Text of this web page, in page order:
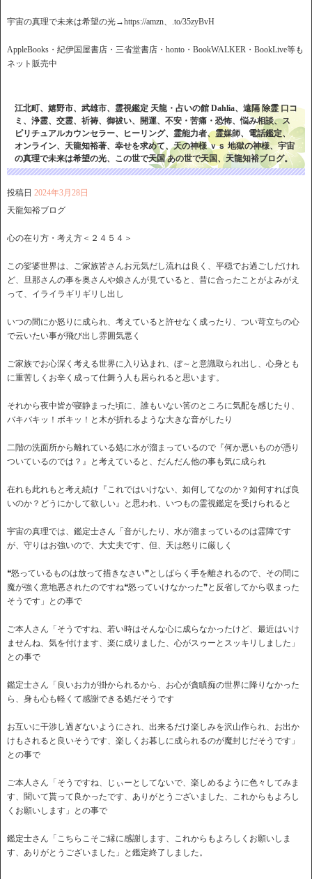
宇宙の真理で未来は希望の光→https://amzn、.to/35zyBvH
AppleBooks・紀伊国屋書店・三省堂書店・honto・BookWALKER・BookLive等も
ネット販売中
江北町、嬉野市、武雄市、霊視鑑定 天龍・占いの館 Dahlia、遠隔 除霊 口コ
ミ、浄霊、交霊、祈祷、御祓い、開運、不安・苦痛・恐怖、悩み相談、ス
ピリチュアルカウンセラー、ヒーリング、霊能力者、霊媒師、電話鑑定、
オンライン、天龍知裕著、幸せを求めて、天の神様 ｖｓ 地獄の神様、宇宙
の真理で未来は希望の光、この世で天国 あの世で天国、天龍知裕ブログ。
投稿日 2024年3月28日
天龍知裕ブログ
心の在り方・考え方＜２４５４＞
この娑婆世界は、ご家族皆さんお元気だし流れは良く、平穏でお過ごしだけれ
ど、旦那さんの事を奥さんや娘さんが見ていると、昔に合ったことがよみがえ
って、イライラギリギリし出し
いつの間にか怒りに成られ、考えていると許せなく成ったり、つい苛立ちの心
で云いたい事が飛び出し雰囲気悪く
ご家族でお心深く考える世界に入り込まれ、ぼ～と意識取られ出し、心身とも
に重苦しくお辛く成って仕舞う人も居られると思います。
それから夜中皆が寝静まった頃に、誰もいない筈のところに気配を感じたり、
バキバキッ！ボキッ！と木が折れるような大きな音がしたり
二階の洗面所から離れている処に水が溜まっているので『何か悪いものが憑り
ついているのでは？』と考えていると、だんだん他の事も気に成られ
在れも此れもと考え続け『これではいけない、如何してなのか？如何すれば良
いのか？どうにかして欲しい』と思われ、いつもの霊視鑑定を受けられると
宇宙の真理では、鑑定士さん「音がしたり、水が溜まっているのは霊障です
が、守りはお強いので、大丈夫です、但、天は怒りに厳しく
❝怒っているものは放って措きなさい❞としばらく手を離されるので、その間に
魔が強く意地悪されたのですね❝怒っていけなかった❞と反省してから収まった
そうです」との事で
ご本人さん「そうですね、若い時はそんな心に成らなかったけど、最近はいけ
ませんね、気を付けます、楽に成りました、心がスゥーとスッキリしました」
との事で
鑑定士さん「良いお力が掛かられるから、お心が貪瞋痴の世界に降りなかった
ら、身も心も軽くて感謝できる処だそうです
お互いに干渉し過ぎないようにされ、出来るだけ楽しみを沢山作られ、お出か
けもされると良いそうです、楽しくお暮しに成られるのが魔封じだそうです」
との事で
ご本人さん「そうですね、じぃーとしてないで、楽しめるように色々してみま
す、聞いて貰って良かったです、ありがとうございました、これからもよろし
くお願いします」との事で
鑑定士さん「こちらこそご縁に感謝します、これからもよろしくお願いしま
す、ありがとうございました」と鑑定終了しました。